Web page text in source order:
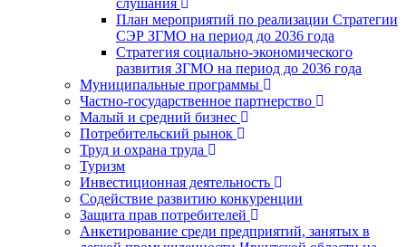
План мероприятий по реализации Стратегии
СЭР ЗГМО на период до 2036 года
Стратегия социально-экономического
развития ЗГМО на период до 2036 года
Муниципальные программы
Частно-государственное партнерство
Малый и средний бизнес
Потребительский рынок
Труд и охрана труда
Туризм
Инвестиционная деятельность
Содействие развитию конкуренции
Защита прав потребителей
Анкетирование среди предприятий, занятых в